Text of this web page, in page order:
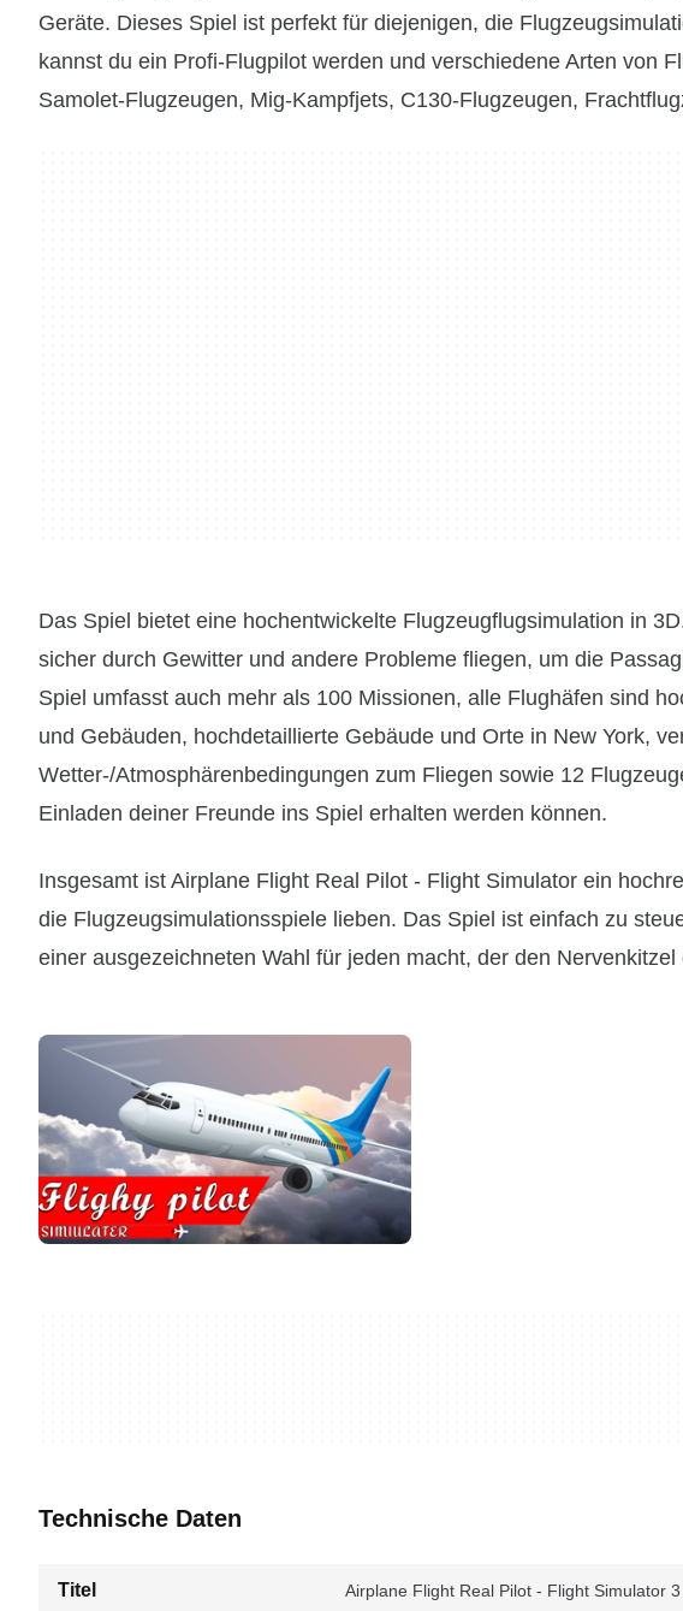
Geräte. Dieses Spiel ist perfekt für diejenigen, die
kannst du ein Profi-Flugpilot werden und verschiedene Arten von
Samolet-Flugzeugen, Mig-Kampfjets, C130-Flugzeugen,
Das Spiel bietet eine hochentwickelte Flugzeugflugsimulation in
sicher durch Gewitter und andere Probleme fliegen, um die
Spiel umfasst auch mehr als 100 Missionen, alle Flughäfen sind
und Gebäuden, hochdetaillierte Gebäude und Orte in New York,
Wetter-/Atmosphärenbedingungen zum Fliegen sowie 12
Einladen deiner Freunde ins Spiel erhalten werden können.
Insgesamt ist Airplane Flight Real Pilot - Flight Simulator ein
die Flugzeugsimulationsspiele lieben. Das Spiel ist einfach zu
einer ausgezeichneten Wahl für jeden macht, der den
Technische Daten
Titel Airplane Flight Real Pilot - Flight Simulator